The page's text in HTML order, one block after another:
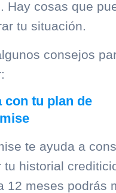
Hay cosas que
tu situación.
consejos
con tu plan de
te ayuda a
tu historial
12 meses podrás